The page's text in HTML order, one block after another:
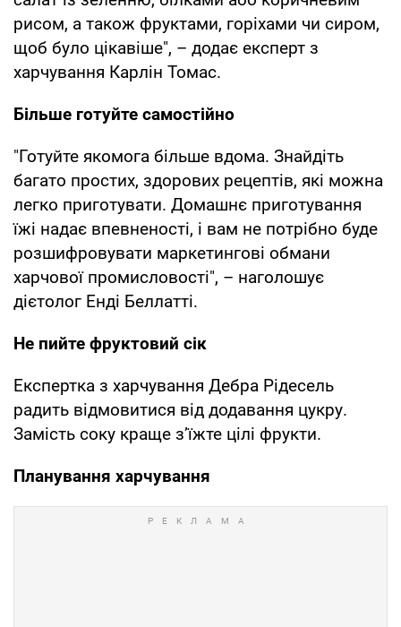
рисом, а також фруктами, горіхами чи сиром,
щоб було цікавіше", – додає експерт з
харчування Карлін Томас.
Більше готуйте самостійно
"Готуйте якомога більше вдома. Знайдіть
багато простих, здорових рецептів, які можна
легко приготувати. Домашнє приготування
їжі надає впевненості, і вам не потрібно буде
розшифровувати маркетингові обмани
харчової промисловості", – наголошує
дієтолог Енді Беллатті.
Не пийте фруктовий сік
Експертка з харчування Дебра Рідесель
радить відмовитися від додавання цукру.
Замість соку краще з’їжте цілі фрукти.
Планування харчування